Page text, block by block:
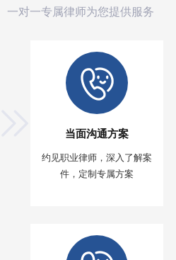
一对一专属律师为您提供服务
当面沟通方案
约见职业律师，深入了解案
件，定制专属方案